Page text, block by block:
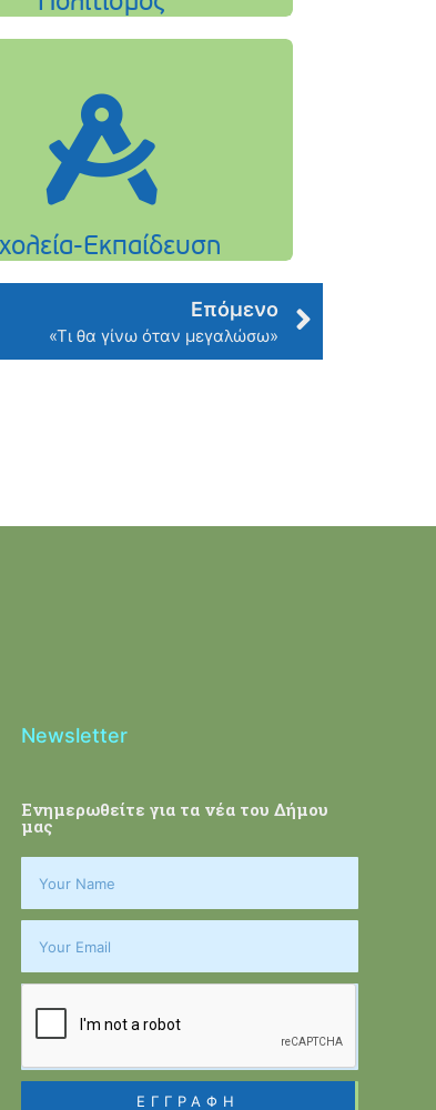
Επόμενο
«Τι θα γίνω όταν μεγαλώσω»
Newsletter
Ενημερωθείτε για τα νέα του Δήμου
μας
ΕΓΓΡΑΦΗ